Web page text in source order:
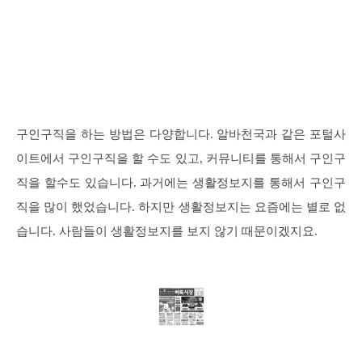
구인구직을 하는 방법은 다양합니다. 알바천국과 같은 포털사
이트에서 구인구직을 할 수도 있고, 커뮤니티를 통해서 구인구
직을 할수도 있습니다. 과거에는 생활정보지를 통해서 구인구
직을 많이 했었습니다. 하지만 생활정보지는 요즘에는 별로 없
습니다. 사람들이 생활정보지를 보지 않기 때문이겠지요.